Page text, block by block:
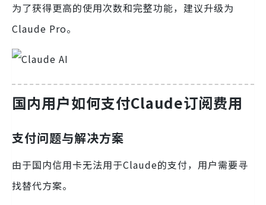
为了获得更高的使用次数和完整功能，建议升级为
Claude Pro。
国内用户如何支付Claude订阅费用
支付问题与解决方案
由于国内信用卡无法用于Claude的支付，用户需要寻
找替代方案。